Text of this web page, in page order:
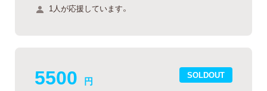
1人が応援しています。
SOLDOUT
5500 円